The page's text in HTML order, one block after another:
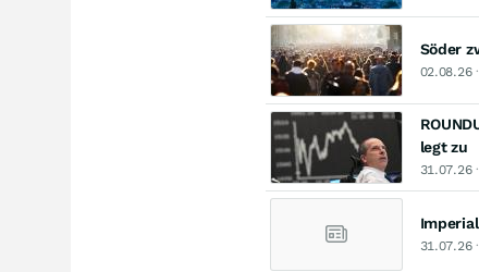
Söder
02.08.26
legt zu
31.07.26
31.07.26